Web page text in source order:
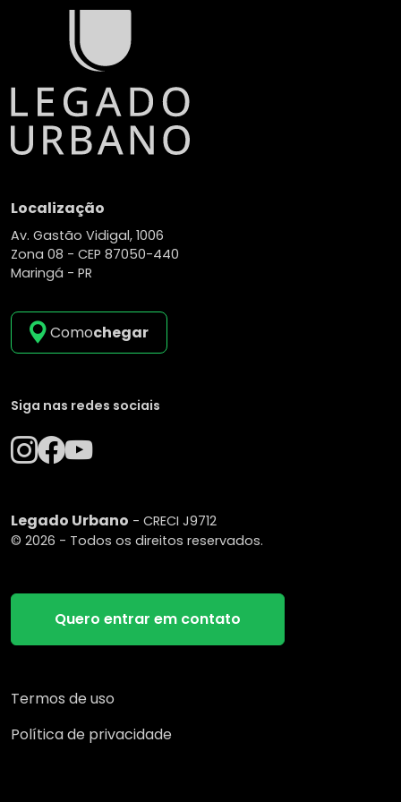
performance e tecnologia de última geração em
incluem estação individual de recarga para
veículos elétricos (charging station), reafirmando
o compromisso com a modernidade e
sustentabilidade.
Com últimas unidades disponíveis, o Magnifique
Viva o clássico reinventado.
Legado Urbano Imóveis que contam historias
(44) 99102-6595
Localização
Av. Gastão Vidigal, 1006
Zona 08 - CEP 87050-440
Maringá - PR
Comochegar
Siga nas redes sociais
Legado Urbano - CRECI J9712
© 2026 - Todos os direitos reservados.
Quero entrar em contato
Termos de uso
Política de privacidade